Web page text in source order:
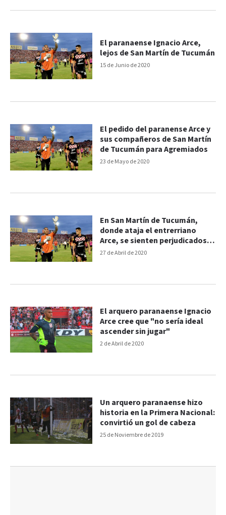
15 de Junio de 2020
El paranaense Ignacio Arce,
lejos de San Martín de Tucumán
23 de Mayo de 2020
El pedido del paranense Arce y
sus compañeros de San Martín
de Tucumán para Agremiados
27 de Abril de 2020
En San Martín de Tucumán,
donde ataja el entrerriano
Arce, se sienten perjudicados
por las medidas de AFA
2 de Abril de 2020
El arquero paranaense Ignacio
Arce cree que "no sería ideal
ascender sin jugar"
25 de Noviembre de 2019
Un arquero paranaense hizo
historia en la Primera Nacional:
convirtió un gol de cabeza